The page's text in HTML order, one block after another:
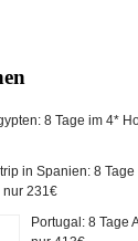
8 Tage im 4*
in Spanien: 8
nur 231€
Portugal: 8 Tage